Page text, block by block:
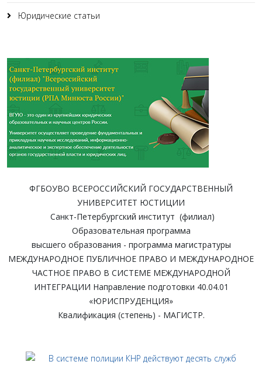
Юридические статьи
ФГБОУВО ВСЕРОССИЙСКИЙ ГОСУДАРСТВЕННЫЙ
УНИВЕРСИТЕТ ЮСТИЦИИ
Санкт-Петербургский институт (филиал)
Образовательная программа
высшего образования - программа магистратуры
МЕЖДУНАРОДНОЕ ПУБЛИЧНОЕ ПРАВО И МЕЖДУНАРОДНОЕ
ЧАСТНОЕ ПРАВО В СИСТЕМЕ МЕЖДУНАРОДНОЙ
ИНТЕГРАЦИИ Направление подготовки 40.04.01
«ЮРИСПРУДЕНЦИЯ»
Квалификация (степень) - МАГИСТР.